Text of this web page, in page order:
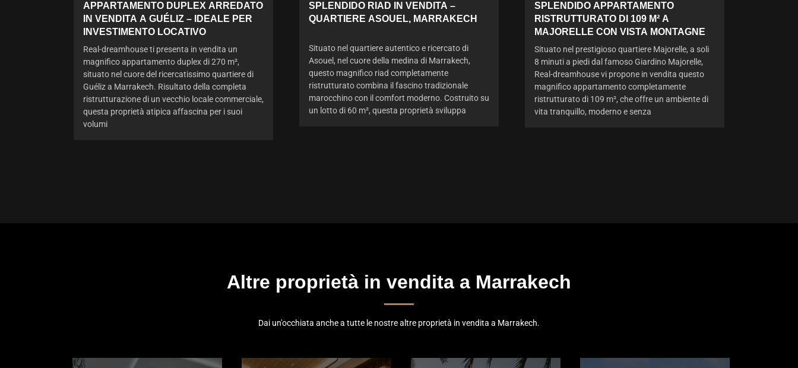
APPARTAMENTO DUPLEX ARREDATO
IN VENDITA A GUÉLIZ – IDEALE PER
INVESTIMENTO LOCATIVO
Real-dreamhouse ti presenta in vendita un
magnifico appartamento duplex di 270 m²,
situato nel cuore del ricercatissimo quartiere di
Guéliz a Marrakech. Risultato della completa
ristrutturazione di un vecchio locale commerciale,
questa proprietà atipica affascina per i suoi
volumi
SPLENDIDO RIAD IN VENDITA –
QUARTIERE ASOUEL, MARRAKECH
Situato nel quartiere autentico e ricercato di
Asouel, nel cuore della medina di Marrakech,
questo magnifico riad completamente
ristrutturato combina il fascino tradizionale
marocchino con il comfort moderno. Costruito su
un lotto di 60 m², questa proprietà sviluppa
SPLENDIDO APPARTAMENTO
RISTRUTTURATO DI 109 M² A
MAJORELLE CON VISTA MONTAGNE
Situato nel prestigioso quartiere Majorelle, a soli
8 minuti a piedi dal famoso Giardino Majorelle,
Real-dreamhouse vi propone in vendita questo
magnifico appartamento completamente
ristrutturato di 109 m², che offre un ambiente di
vita tranquillo, moderno e senza
Altre proprietà in vendita a Marrakech
Dai un'occhiata anche a tutte le nostre altre proprietà in vendita a Marrakech.